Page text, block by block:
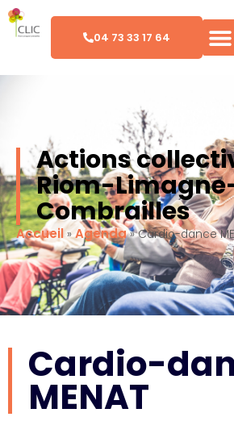
04 73 33 17 64
Actions
Riom-
Combrailles
Accueil»Agenda»Cardio-dance
Cardio-
MENAT